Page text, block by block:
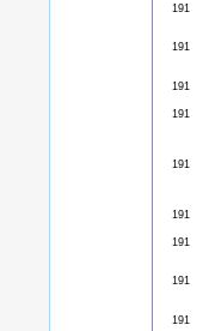
191
191
191
191
191
191
191
191
191